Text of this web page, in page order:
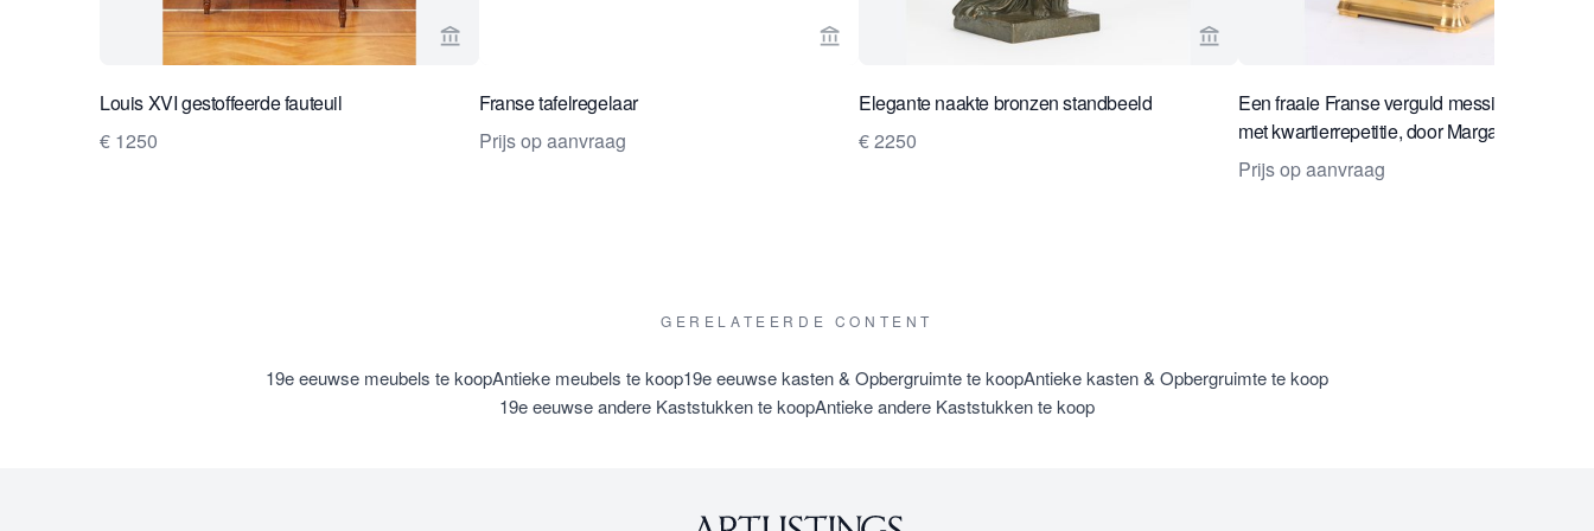
Bekijk verkoperspagina van Toebosch Antiques
Louis XVI gestoffeerde fauteuil
€ 1250
Bekijk verkoperspagina van Toebosch Antiques
Franse tafelregelaar
Prijs op aanvraag
Bekijk verkoperspagina van Toebosch
Elegante naakte bronzen standbeeld
€ 2250
Een fraaie Franse verguld messing
met kwartierrepetitie, door Margaine, circa
Prijs op aanvraag
GERELATEERDE CONTENT
19e eeuwse meubels te koopAntieke meubels te koop19e eeuwse kasten & Opbergruimte te koopAntieke kasten & Opbergruimte te koop
19e eeuwse andere Kaststukken te koopAntieke andere Kaststukken te koop